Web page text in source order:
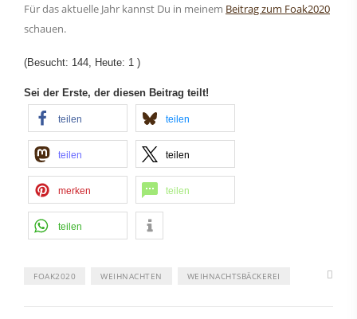
Für das aktuelle Jahr kannst Du in meinem Beitrag zum Foak2020
schauen.
(Besucht: 144, Heute: 1 )
Sei der Erste, der diesen Beitrag teilt!
teilen teilen
teilen teilen
merken teilen
teilen
FOAK2020 WEIHNACHTEN WEIHNACHTSBÄCKEREI